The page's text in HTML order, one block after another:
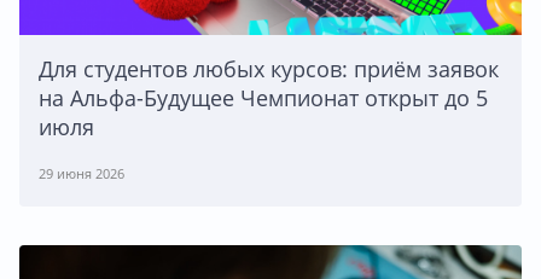
Для студентов любых курсов: приём заявок
на Альфа-Будущее Чемпионат открыт до 5
июля
29 июня 2026